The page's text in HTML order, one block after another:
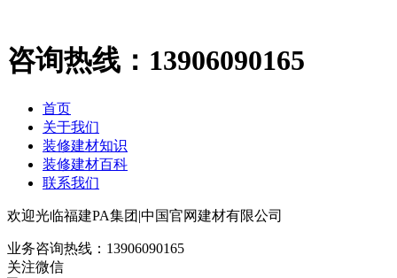
咨询热线： 13906090165
首页
关于我们
装修建材知识
装修建材百科
联系我们
欢迎光临福建PA集团|中国官网建材有限公司
业务咨询热线： 13906090165
关注微信